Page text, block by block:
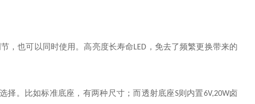
，也可以同时使用。高亮度长寿命LED ，免去了频繁更换带来的
择。比如标准底座，有两种尺寸；而透射底座S则内置6V,20W卤